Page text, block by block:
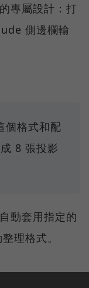
專屬設計：打
側邊欄輸
個格式和配
8 張投影
動套用指定的
理格式。